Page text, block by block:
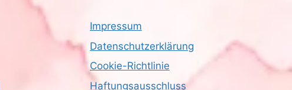
Impressum
Datenschutzerklärung
Cookie-Richtlinie
Haftungsausschluss